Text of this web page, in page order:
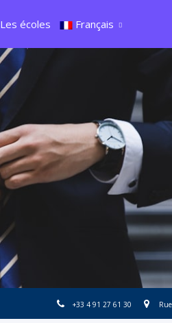
Les écoles Français
+33 4 91 27 61 30